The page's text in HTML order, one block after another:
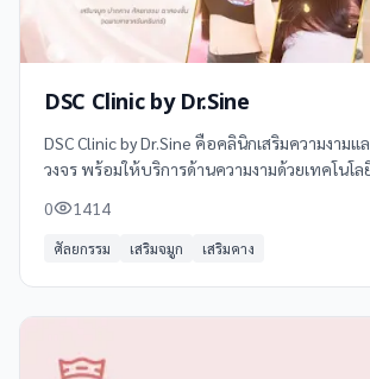
DSC Clinic by Dr.Sine
DSC Clinic by Dr.Sine คือคลินิกเสริมความงาม
วงจร พร้อมให้บริการด้านความงามด้วยเทคโนโ
า ลือชาติเมธิกุล
0 1414
ศัลยกรรม เสริมจมูก เสริมคาง